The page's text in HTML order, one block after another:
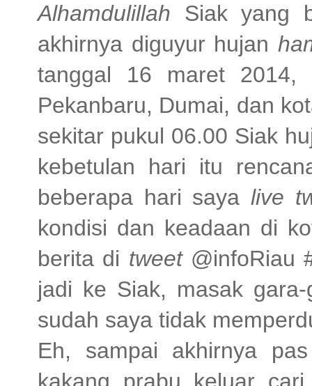
Alhamdulillah Siak yang
akhirnya diguyur hujan
tanggal 16 maret 2014,
Pekanbaru, Dumai, dan
sekitar pukul 06.00 Siak
kebetulan hari itu
beberapa hari saya live
kondisi dan keadaan di
berita di tweet@infoRiau
jadi ke Siak, masak
sudah saya tidak
Eh, sampai akhirnya